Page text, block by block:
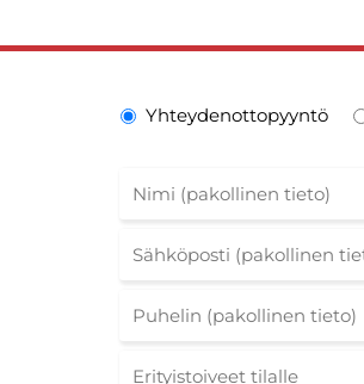
Yhteydenottopyyntö